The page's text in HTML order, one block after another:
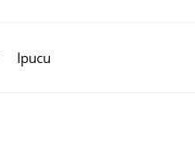
İpucu